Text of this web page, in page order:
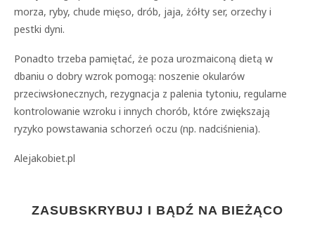
morza, ryby, chude mięso, drób, jaja, żółty ser, orzechy i
pestki dyni.
Ponadto trzeba pamiętać, że poza urozmaiconą dietą w
dbaniu o dobry wzrok pomogą: noszenie okularów
przeciwsłonecznych, rezygnacja z palenia tytoniu, regularne
kontrolowanie wzroku i innych chorób, które zwiększają
ryzyko powstawania schorzeń oczu (np. nadciśnienia).
Alejakobiet.pl
ZASUBSKRYBUJ I BĄDŹ NA BIEŻĄCO